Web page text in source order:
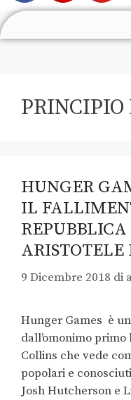
PRINCIPIO
HUNGER
IL
ARISTOTELE
9 Dicembre 2018 di
Hunger Games è
dall’omonimo
Collins che vede
popolari e
Josh Hutcherson e